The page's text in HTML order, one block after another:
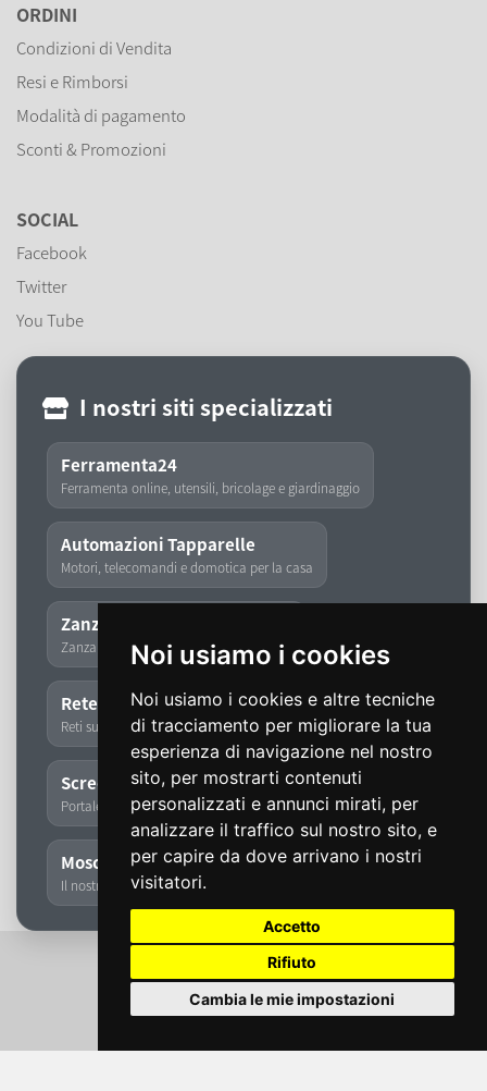
Noi usiamo i cookies
Noi usiamo i cookies e altre tecniche
di tracciamento per migliorare la tua
esperienza di navigazione nel nostro
sito, per mostrarti contenuti
personalizzati e annunci mirati, per
analizzare il traffico sul nostro sito, e
per capire da dove arrivano i nostri
visitatori.
Accetto
Rifiuto
Cambia le mie impostazioni
ORDINI
Condizioni di Vendita
Resi e Rimborsi
Modalità di pagamento
Sconti & Promozioni
SOCIAL
Facebook
Twitter
You Tube
I nostri siti specializzati
Ferramenta24
Ferramenta online, utensili, bricolage e giardinaggio
Automazioni Tapparelle
Motori, telecomandi e domotica per la casa
Zanzariere Fai Da Te
Zanzariere, tapparelle e tende su misura
Rete Zanzariera
Reti su misura e ricambi per zanzariere
ScreenSolution
Portale dedicato a zanzariere, tapparelle e tende
Moschita
Il nostro storico marchio di zanzariere